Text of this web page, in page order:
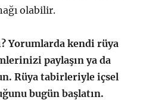
olabilir.
Yorumlarda kendi rüya
paylaşın ya da
Rüya tabirleriyle içsel
bugün başlatın.